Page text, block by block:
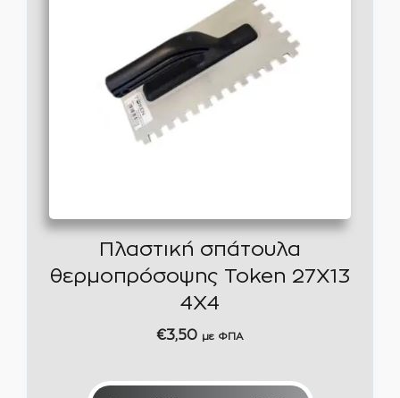
Πλαστική σπάτουλα
θερμοπρόσοψης Token 27X13
4Χ4
€3,50 με ΦΠΑ